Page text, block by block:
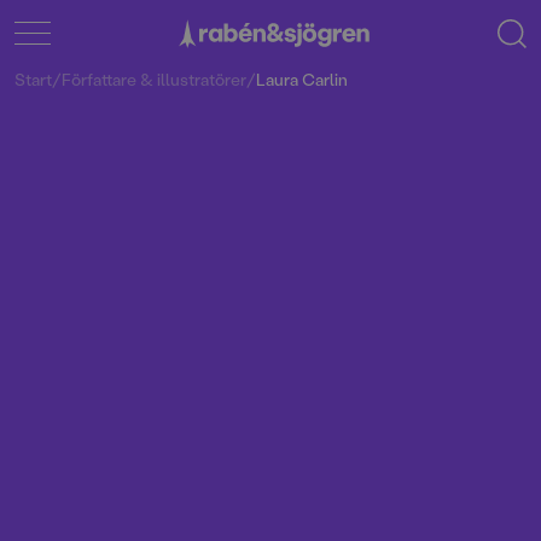
Start/Författare & illustratörer/Laura Carlin